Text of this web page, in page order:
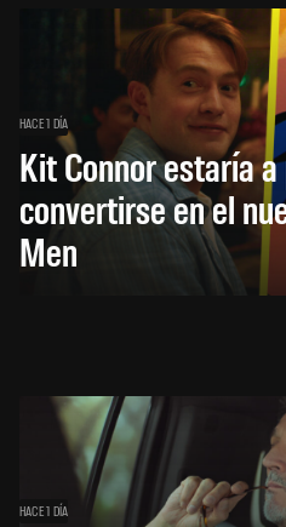
HACE 1 DÍA
Kit Connor estaría
convertirse en el
Men
HACE 1 DÍA